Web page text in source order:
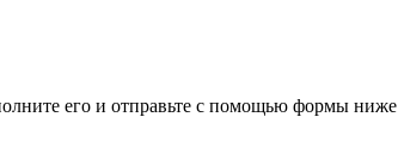
его и отправьте с помощью формы ниже